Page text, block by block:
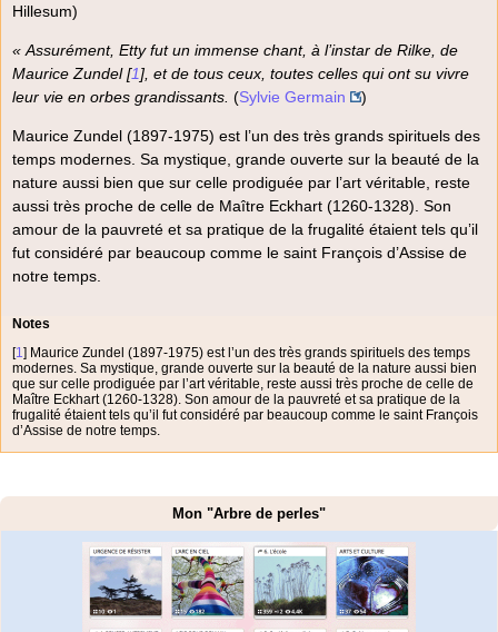
Hillesum)
« Assurément, Etty fut un immense chant, à l’instar de Rilke, de
Maurice Zundel[1] , et de tous ceux, toutes celles qui ont su vivre
leur vie en orbes grandissants. (Sylvie Germain )
Maurice Zundel (1897-1975) est l’un des très grands spirituels des
temps modernes. Sa mystique, grande ouverte sur la beauté de la
nature aussi bien que sur celle prodiguée par l’art véritable, reste
aussi très proche de celle de Maître Eckhart (1260-1328). Son
amour de la pauvreté et sa pratique de la frugalité étaient tels qu’il
fut considéré par beaucoup comme le saint François d’Assise de
notre temps.
Notes
[1 ] Maurice Zundel (1897-1975) est l’un des très grands spirituels des temps
modernes. Sa mystique, grande ouverte sur la beauté de la nature aussi bien
que sur celle prodiguée par l’art véritable, reste aussi très proche de celle de
Maître Eckhart (1260-1328). Son amour de la pauvreté et sa pratique de la
frugalité étaient tels qu’il fut considéré par beaucoup comme le saint François
d’Assise de notre temps.
Mon "Arbre de perles"